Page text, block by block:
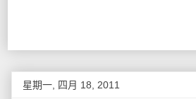
星期一, 四月 18, 2011